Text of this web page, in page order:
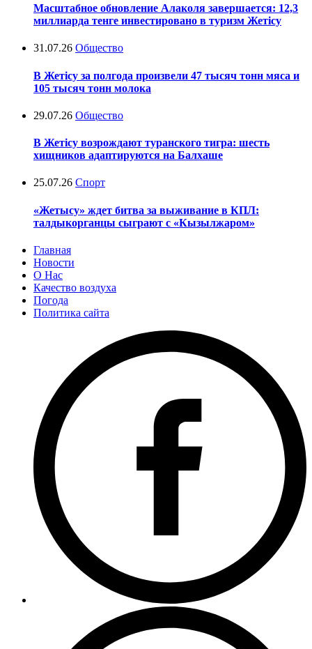
Масштабное обновление Алаколя завершается: 12,3
миллиарда тенге инвестировано в туризм Жетісу
31.07.26 Общество
В Жетісу за полгода произвели 47 тысяч тонн мяса и
105 тысяч тонн молока
29.07.26 Общество
В Жетісу возрождают туранского тигра: шесть
хищников адаптируются на Балхаше
25.07.26 Спорт
«Жетысу» ждет битва за выживание в КПЛ:
талдыкорганцы сыграют с «Кызылжаром»
Главная
Новости
О Нас
Качество воздуха
Погода
Политика сайта